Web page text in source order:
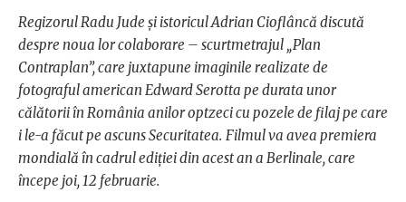
Regizorul Radu Jude și istoricul Adrian Cioflâncă discută
despre noua lor colaborare – scurtmetrajul „Plan
Contraplan”, care juxtapune imaginile realizate de
fotograful american Edward Serotta pe durata unor
călătorii în România anilor optzeci cu pozele de filaj pe care
i le-a făcut pe ascuns Securitatea. Filmul va avea premiera
mondială în cadrul ediției din acest an a Berlinale, care
începe joi, 12 februarie.